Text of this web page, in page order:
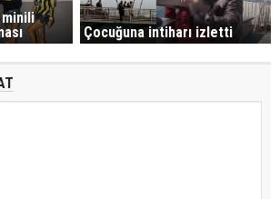
Çocuğuna intiharı izletti